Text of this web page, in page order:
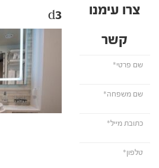
צרו עימנו
קשר
d3